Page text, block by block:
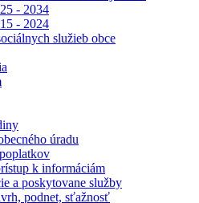
- 2034
- 2024
služieb obce
úradu
k informáciám
a poskytovane služby
podnet, sťažnosť